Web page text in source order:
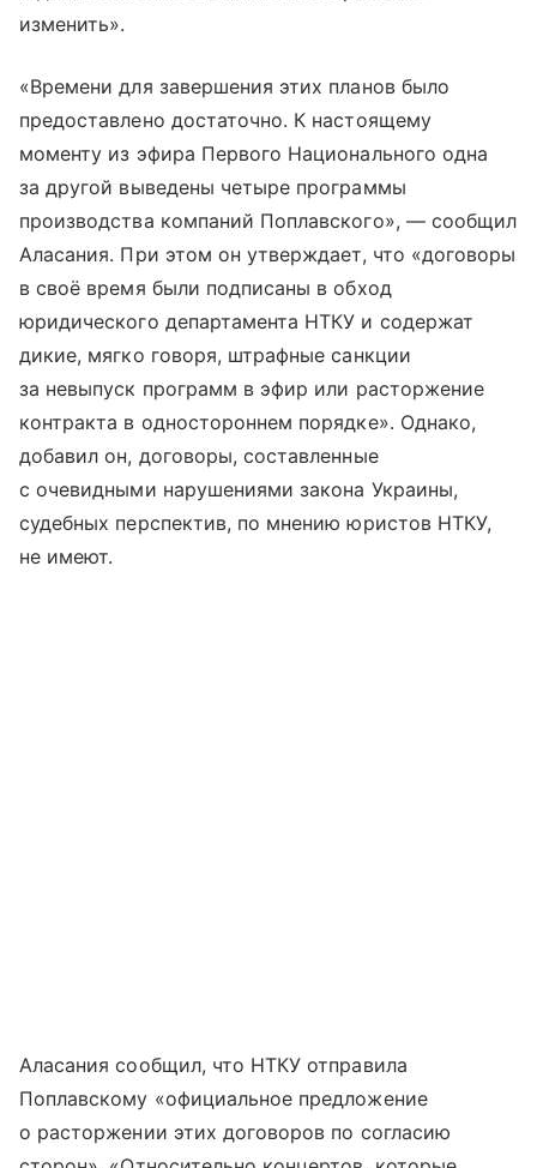
изменить».
«Времени для завершения этих планов было
предоставлено достаточно. К настоящему
моменту из эфира Первого Национального одна
за другой выведены четыре программы
производства компаний Поплавского», — сообщил
Аласания. При этом он утверждает, что «договоры
в своё время были подписаны в обход
юридического департамента НТКУ и содержат
дикие, мягко говоря, штрафные санкции
за невыпуск программ в эфир или расторжение
контракта в одностороннем порядке». Однако,
добавил он, договоры, составленные
с очевидными нарушениями закона Украины,
судебных перспектив, по мнению юристов НТКУ,
не имеют.
Аласания сообщил, что НТКУ отправила
Поплавскому «официальное предложение
о расторжении этих договоров по согласию